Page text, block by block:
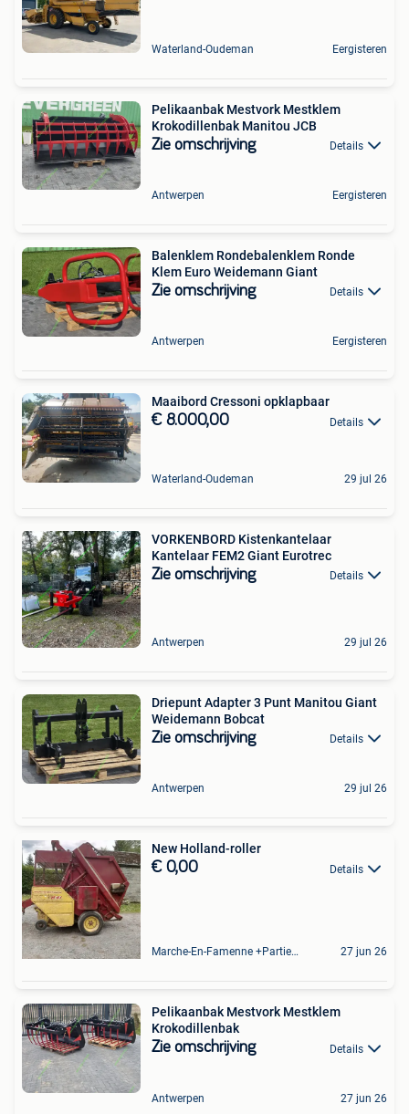
Waterland-Oudeman Eergisteren
Pelikaanbak Mestvork Mestklem
Krokodillenbak Manitou JCB
Zie omschrijving Details
Antwerpen Eergisteren
Balenklem Rondebalenklem Ronde
Klem Euro Weidemann Giant
Zie omschrijving Details
Antwerpen Eergisteren
Maaibord Cressoni opklapbaar
€ 8.000,00 Details
Waterland-Oudeman 29 jul 26
VORKENBORD Kistenkantelaar
Kantelaar FEM2 Giant Eurotrec
Zie omschrijving Details
Antwerpen 29 jul 26
Driepunt Adapter 3 Punt Manitou Giant
Weidemann Bobcat
Zie omschrijving Details
Antwerpen 29 jul 26
New Holland-roller
€ 0,00 Details
Marche-En-Famenne +Partie De Baillonville Et Noiseux 27 jun 26
Pelikaanbak Mestvork Mestklem
Krokodillenbak
Zie omschrijving Details
Antwerpen 27 jun 26